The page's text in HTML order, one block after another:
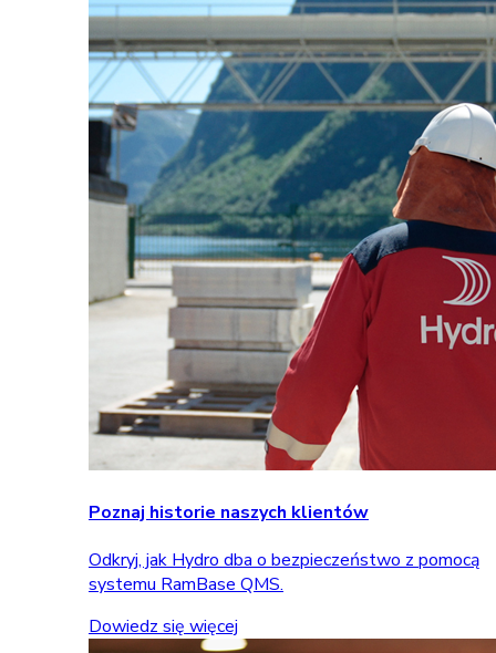
Poznaj historie naszych klientów
Odkryj, jak Hydro dba o bezpieczeństwo z pomocą
systemu RamBase QMS.
Dowiedz się więcej